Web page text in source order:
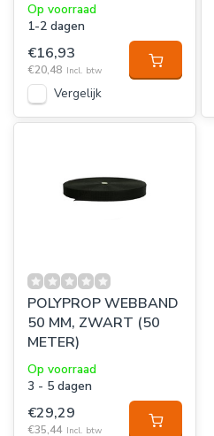
Op voorraad
1-2 dagen
€16,93
€20,48 Incl. btw
Vergelijk
POLYPROP WEBBAND
50 MM, ZWART (50
METER)
Op voorraad
3 - 5 dagen
€29,29
€35,44 Incl. btw